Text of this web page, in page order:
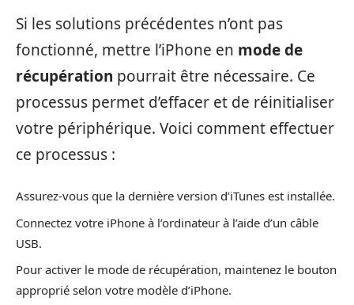
Si les solutions précédentes n’ont pas
fonctionné, mettre l’iPhone en mode de
récupération pourrait être nécessaire. Ce
processus permet d’effacer et de réinitialiser
votre périphérique. Voici comment effectuer
ce processus :
Assurez-vous que la dernière version d’iTunes est installée.
Connectez votre iPhone à l’ordinateur à l’aide d’un câble
USB.
Pour activer le mode de récupération, maintenez le bouton
approprié selon votre modèle d’iPhone.